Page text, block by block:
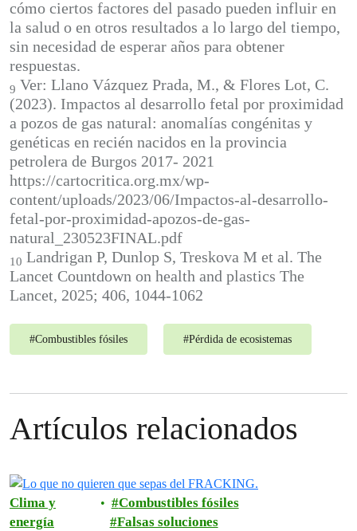
cómo ciertos factores del pasado pueden influir en
la salud o en otros resultados a lo largo del tiempo,
sin necesidad de esperar años para obtener
respuestas.
9 Ver: Llano Vázquez Prada, M., & Flores Lot, C.
(2023). Impactos al desarrollo fetal por proximidad
a pozos de gas natural: anomalías congénitas y
genéticas en recién nacidos en la provincia
petrolera de Burgos 2017- 2021
https://cartocritica.org.mx/wp-
content/uploads/2023/06/Impactos-al-desarrollo-
fetal-por-proximidad-apozos-de-gas-
natural_230523FINAL.pdf
10 Landrigan P, Dunlop S, Treskova M et al. The
Lancet Countdown on health and plastics The
Lancet, 2025; 406, 1044-1062
#Combustibles fósiles #Pérdida de ecosistemas
Artículos relacionados
Clima y
energía
Combustibles fósiles
Falsas soluciones